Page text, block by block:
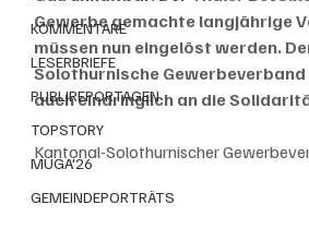
KOMMENTARE
LESERBRIEFE
PUBLIREPORTAGEN
TOPSTORY
MUGA'26
GEMEINDEPORTRÄTS
Gewerbe gemachte langjährige
müssen nun eingelöst werden.
Solothurnische
auch eindringlich an die
Kantonal-Solothurnischer